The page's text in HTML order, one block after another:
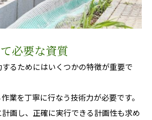
必要な資質
るためにはいくつかの特徴が重要で
業を丁寧に行なう技術力が必要です。
画し、正確に実行できる計画性も求め